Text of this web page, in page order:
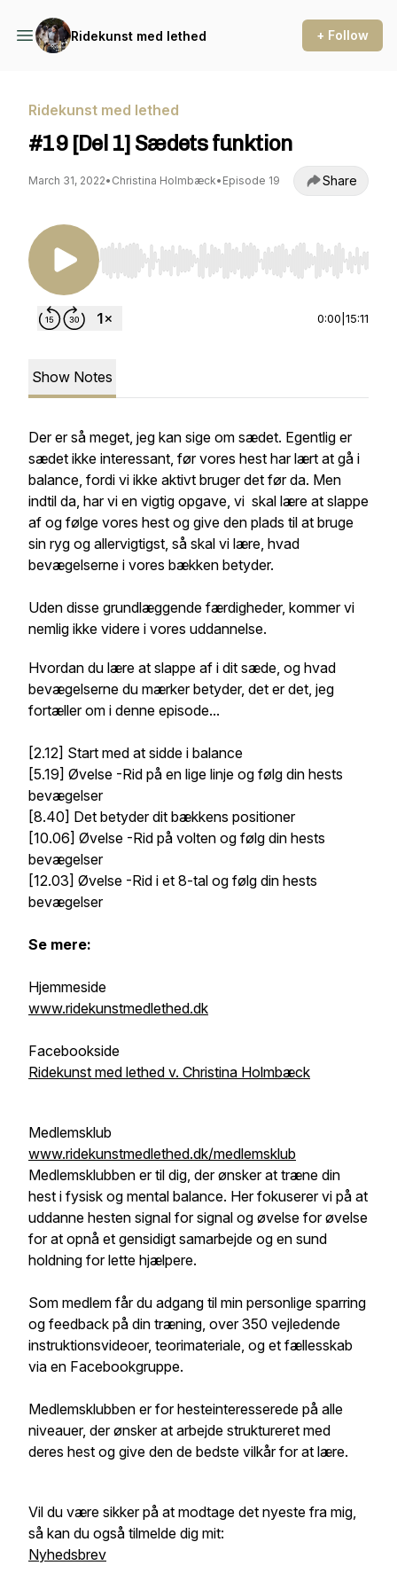
Ridekunst med lethed + Follow
Ridekunst med lethed
#19 [Del 1] Sædets funktion
March 31, 2022• Christina Holmbæck• Episode 19 Share
Use Left/Right to seek, Home/End to jump to
0:00 15:11
Show Notes
Der er så meget, jeg kan sige om sædet. Egentlig er
sædet ikke interessant, før vores hest har lært at gå i
balance, fordi vi ikke aktivt bruger det før da. Men
indtil da, har vi en vigtig opgave, vi skal lære at slappe
af og følge vores hest og give den plads til at bruge
sin ryg og allervigtigst, så skal vi lære, hvad
bevægelserne i vores bækken betyder.
Uden disse grundlæggende færdigheder, kommer vi
nemlig ikke videre i vores uddannelse.
Hvordan du lære at slappe af i dit sæde, og hvad
bevægelserne du mærker betyder, det er det, jeg
fortæller om i denne episode...
[2.12] Start med at sidde i balance
[5.19] Øvelse -Rid på en lige linje og følg din hests
bevægelser
[8.40] Det betyder dit bækkens positioner
[10.06] Øvelse -Rid på volten og følg din hests
bevægelser
[12.03] Øvelse -Rid i et 8-tal og følg din hests
bevægelser
Se mere:
Hjemmeside
www.ridekunstmedlethed.dk
Facebookside
Ridekunst med lethed v. Christina Holmbæck
Medlemsklub
www.ridekunstmedlethed.dk/medlemsklub
Medlemsklubben er til dig, der ønsker at træne din
hest i fysisk og mental balance. Her fokuserer vi på at
uddanne hesten signal for signal og øvelse for øvelse
for at opnå et gensidigt samarbejde og en sund
holdning for lette hjælpere.
Som medlem får du adgang til min personlige sparring
og feedback på din træning, over 350 vejledende
instruktionsvideoer, teorimateriale, og et fællesskab
via en Facebookgruppe.
Medlemsklubben er for hesteinteresserede på alle
niveauer, der ønsker at arbejde struktureret med
deres hest og give den de bedste vilkår for at lære.
Vil du være sikker på at modtage det nyeste fra mig,
så kan du også tilmelde dig mit:
Nyhedsbrev